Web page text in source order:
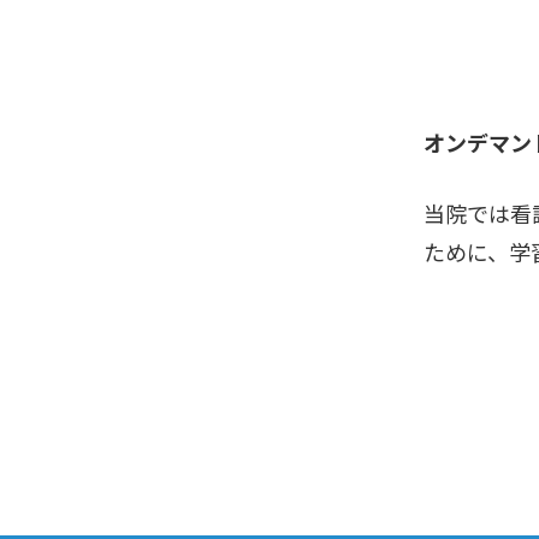
オンデマン
当院では
ために、学